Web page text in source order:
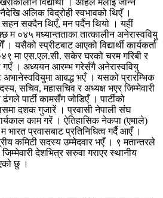
अलिक विद्रोही स्वभावको थिएँ ।
सहन सक्दैन थिएँ, मन पर्दैन थियो । यहीं
म ०४५ मध्यान्तताका तात्कालीन अनेरास्ववियु
यसैको स्प्रीटबाट आएको विद्यार्थी कार्यकर्ता
मा एस.एल.सी. सकेर घरको चरम गरिबी र
गएँ । अध्ययन आरम्भ गरेसँगै अनेरास्ववियु
अभानेस्ववियुमा आबद्ध भएँ । यसको प्रारम्भिक
सचिव, महासचिव र अध्यक्ष भएर जिम्मेवारी
ढंगले पार्टी कामसँग जोडिएँ । पार्टीको
दशक गुजारें । प्रवासी नेपाली संघ
काम गरें । ऐतिहासिक नेकपा (एमाले)
भारत प्रवासबाट प्रतिनिधित्व गर्दै आएँ ।
कमिटी सदस्य उम्मेदवार भएँ । ९ मतान्तरले
देशभित्र सरुवा गराएर स्थानीय
छु ।